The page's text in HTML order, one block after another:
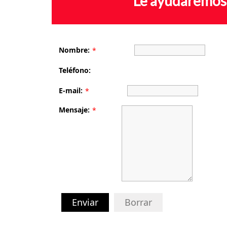
Nombre: *
Teléfono:
E-mail: *
Mensaje: *
Enviar Borrar